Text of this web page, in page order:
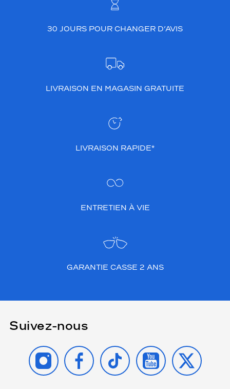
protection
30 JOURS POUR CHANGER D’AVIS
LIVRAISON EN MAGASIN GRATUITE
LIVRAISON RAPIDE*
ENTRETIEN À VIE
GARANTIE CASSE 2 ANS
Suivez-nous
INSTAGRAMFACEBOOK
TIKTOK YOUTUBE
X